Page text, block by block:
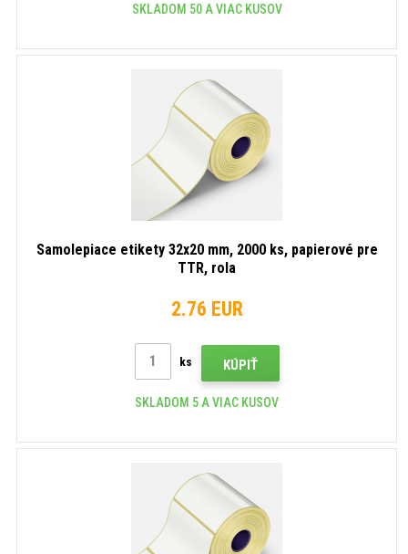
SKLADOM 50 A VIAC KUSOV
Samolepiace etikety 32x20 mm, 2000 ks, papierové pre
TTR, rola
2.76 EUR
ks KÚPIŤ
SKLADOM 5 A VIAC KUSOV